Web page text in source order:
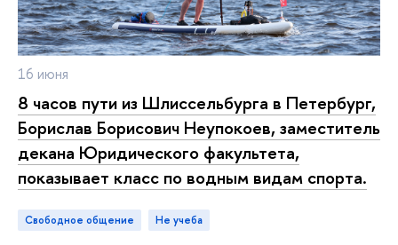
16 июня
8 часов пути из Шлиссельбурга в Петербург,
Борислав Борисович Неупокоев, заместитель
декана Юридического факультета,
показывает класс по водным видам спорта.
Свободное общение не учеба